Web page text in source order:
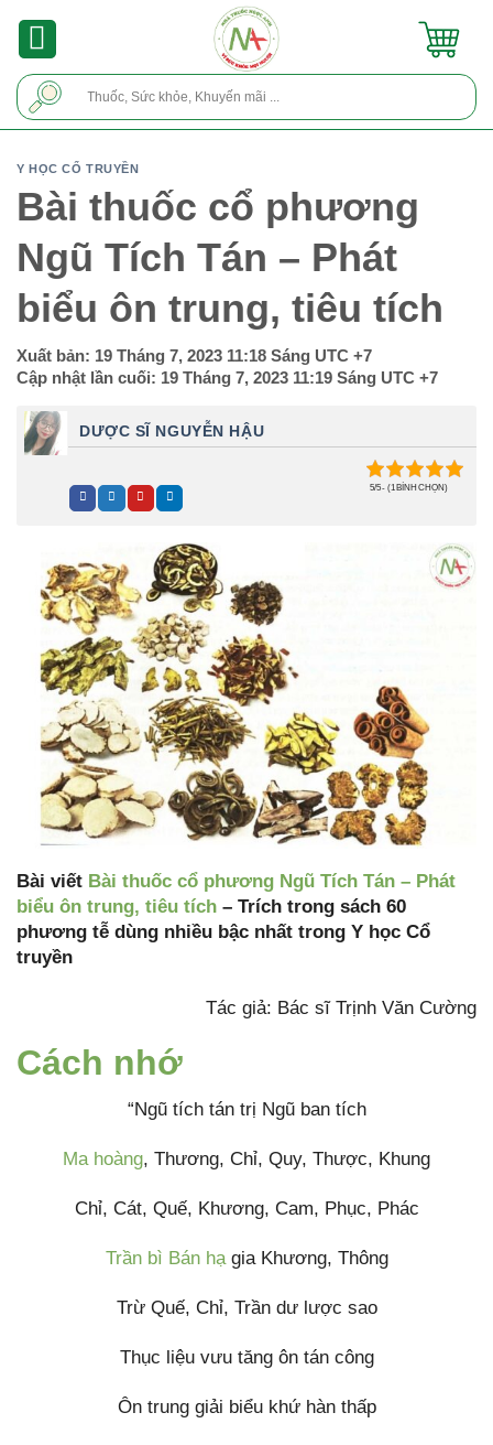
Y HỌC CỔ TRUYỀN
Bài thuốc cổ phương
Ngũ Tích Tán – Phát
biểu ôn trung, tiêu tích
Xuất bản: 19 Tháng 7, 2023 11:18 Sáng UTC +7
Cập nhật lần cuối: 19 Tháng 7, 2023 11:19 Sáng UTC +7
DƯỢC SĨ NGUYỄN HẬU
5/5 - (1 BÌNH CHỌN)
Bài viết Bài thuốc cổ phương Ngũ Tích Tán – Phát
biểu ôn trung, tiêu tích – Trích trong sách 60
phương tễ dùng nhiều bậc nhất trong Y học Cổ
truyền
Tác giả: Bác sĩ Trịnh Văn Cường
Cách nhớ
“Ngũ tích tán trị Ngũ ban tích
Ma hoàng, Thương, Chỉ, Quy, Thược, Khung
Chỉ, Cát, Quế, Khương, Cam, Phục, Phác
Trần bì Bán hạgia Khương, Thông
Trừ Quế, Chỉ, Trần dư lược sao
Thục liệu vưu tăng ôn tán công
Ôn trung giải biểu khứ hàn thấp